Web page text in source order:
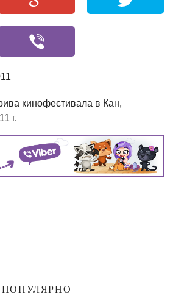
кинофестивала в Кан,
г.
ПОПУЛЯРНО